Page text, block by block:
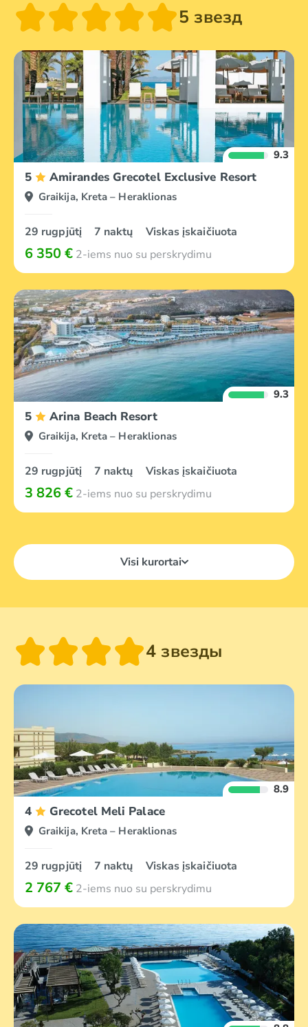
5 звезд
9.3
5 Amirandes Grecotel Exclusive Resort
Graikija, Kreta – Heraklionas
29 rugpjūtį 7 naktų Viskas įskaičiuota
6 350 € 2-iems nuo su perskrydimu
9.3
5 Arina Beach Resort
Graikija, Kreta – Heraklionas
29 rugpjūtį 7 naktų Viskas įskaičiuota
3 826 € 2-iems nuo su perskrydimu
Visi kurortai
4 звезды
8.9
4 Grecotel Meli Palace
Graikija, Kreta – Heraklionas
29 rugpjūtį 7 naktų Viskas įskaičiuota
2 767 € 2-iems nuo su perskrydimu